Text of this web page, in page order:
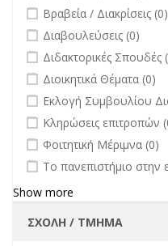
undefined
Βραβεία / Διακρίσεις (0)
undefined
Διαβουλεύσεις (0)
undefined
Διδακτορικές Σπουδές
undefined
Διοικητικά Θέματα (0)
undefined
Εκλογή Συμβουλίου
undefined
Κληρώσεις επιτροπών
undefined
Φοιτητική Μέριμνα (0)
undefined
Το πανεπιστήμιο στην
Show more